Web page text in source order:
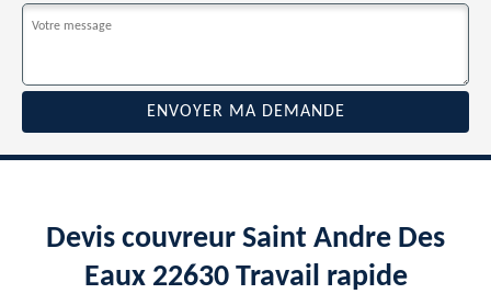
Devis couvreur Saint Andre Des
Eaux 22630 Travail rapide